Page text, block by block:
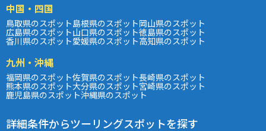
中国・四国
鳥取県のスポット島根県のスポット岡山県のスポット
広島県のスポット山口県のスポット徳島県のスポット
香川県のスポット愛媛県のスポット高知県のスポット
九州・沖縄
福岡県のスポット佐賀県のスポット長崎県のスポット
熊本県のスポット大分県のスポット宮崎県のスポット
鹿児島県のスポット沖縄県のスポット
詳細条件からツーリングスポットを探す